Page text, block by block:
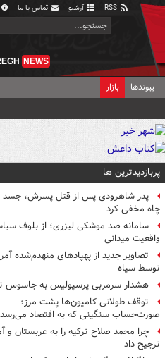
آرشیو تماس با ما
NEWS
پیوندها بازار
پربازدیدترین ها
پدر شاهرودی پس از قتل پسرش، جسد
چاه مخفی کرد
سامانه ضد موشکی لیزری؛ از بلوف
واقعیت میدانی
تصاویر جدید از پهپادهای منهدم‌شده
توسط سپاه
هشدار سرمربی پرسپولیس به جاسوس
توقف طولانی کامیون‌ها پشت مرز؛
صورت‌حساب سنگینی که به اقتصاد می‌رسد
چرا محمد صلاح ترکیه را به عربستان و
ترجیح داد